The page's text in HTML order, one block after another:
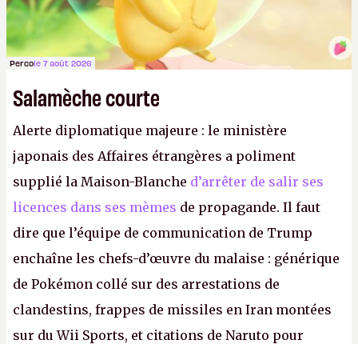
Percole 7 août 2026
Salamèche courte
Alerte diplomatique majeure : le ministère
japonais des Affaires étrangères a poliment
supplié la Maison-Blanche d’arrêter de salir ses
licences dans ses mèmes de propagande. Il faut
dire que l’équipe de communication de Trump
enchaîne les chefs-d’œuvre du malaise : générique
de Pokémon collé sur des arrestations de
clandestins, frappes de missiles en Iran montées
sur du Wii Sports, et citations de Naruto pour